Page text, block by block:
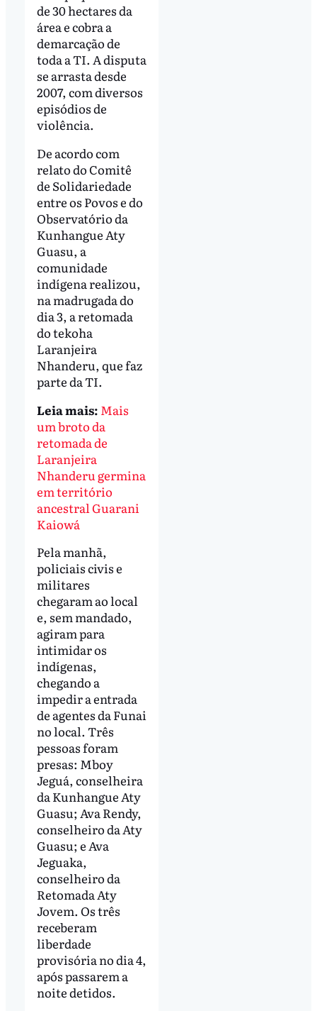
de 30 hectares da
área e cobra a
demarcação de
toda a TI. A disputa
se arrasta desde
2007, com diversos
episódios de
violência.
De acordo com
relato do Comitê
de Solidariedade
entre os Povos e do
Observatório da
Kunhangue Aty
Guasu, a
comunidade
indígena realizou,
na madrugada do
dia 3, a retomada
do tekoha
Laranjeira
Nhanderu, que faz
parte da TI.
Leia mais: Mais
um broto da
retomada de
Laranjeira
Nhanderu germina
em território
ancestral Guarani
Kaiowá
Pela manhã,
policiais civis e
militares
chegaram ao local
e, sem mandado,
agiram para
intimidar os
indígenas,
chegando a
impedir a entrada
de agentes da Funai
no local. Três
pessoas foram
presas: Mboy
Jeguá, conselheira
da Kunhangue Aty
Guasu; Ava Rendy,
conselheiro da Aty
Guasu; e Ava
Jeguaka,
conselheiro da
Retomada Aty
Jovem. Os três
receberam
liberdade
provisória no dia 4,
após passarem a
noite detidos.